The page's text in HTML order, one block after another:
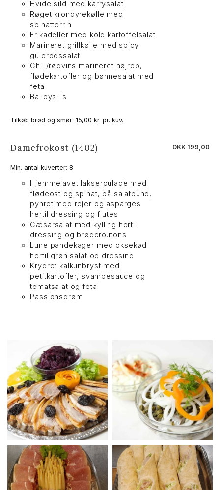
Hvide sild med karrysalat
Røget krondyrekølle med
spinatterrin
Frikadeller med kold kartoffelsalat
Marineret grillkølle med spicy
gulerodssalat
Chili/rødvins marineret højreb,
flødekartofler og bønnesalat med
feta
Baileys-is
Tilkøb brød og smør: 15,00 kr. pr. kuv.
Damefrokost (1402) DKK 199,00
Min. antal kuverter: 8
Hjemmelavet lakseroulade med
flødeost og spinat, på salatbund,
pyntet med rejer og asparges
hertil dressing og flutes
Cæsarsalat med kylling hertil
dressing og brødcroutons
Lune pandekager med oksekød
hertil grøn salat og dressing
Krydret kalkunbryst med
petitkartofler, svampesauce og
tomatsalat og feta
Passionsdrøm